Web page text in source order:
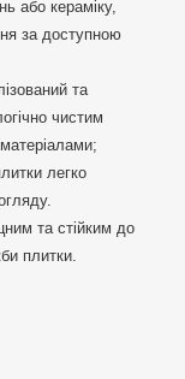
або кераміку,
за доступною
та
чистим
легко
та стійким до
плитки.